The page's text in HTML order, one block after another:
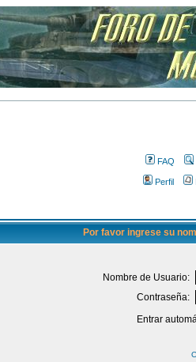
FAQ
Perfil
Por favor ingrese su
Nombre de Usuario:
Contraseña:
Entrar